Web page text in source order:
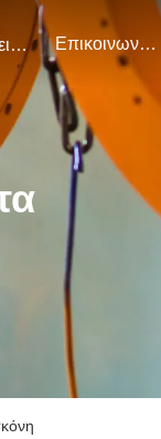
Εκδηλώσεις Επικοινωνήστε Μαζί Μας